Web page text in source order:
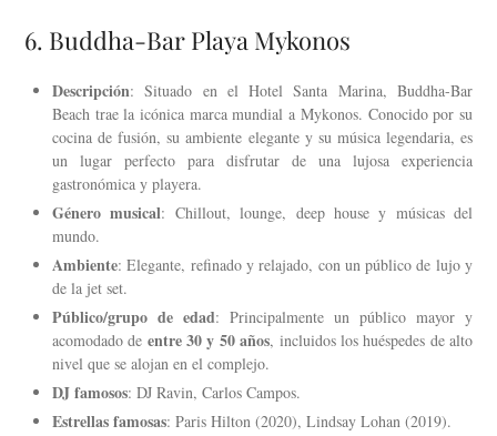
6. Buddha-Bar Playa Mykonos
Descripción: Situado en el Hotel Santa Marina, Buddha-Bar
Beach trae la icónica marca mundial a Mykonos. Conocido por su
cocina de fusión, su ambiente elegante y su música legendaria, es
un lugar perfecto para disfrutar de una lujosa experiencia
gastronómica y playera.
Género musical: Chillout, lounge, deep house y músicas del
mundo.
Ambiente: Elegante, refinado y relajado, con un público de lujo y
de la jet set.
Público/grupo de edad: Principalmente un público mayor y
acomodado de entre 30 y 50 años, incluidos los huéspedes de alto
nivel que se alojan en el complejo.
DJ famosos: DJ Ravin, Carlos Campos.
Estrellas famosas: Paris Hilton (2020), Lindsay Lohan (2019).